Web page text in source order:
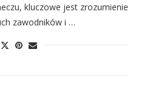
kluczowe jest zrozumienie
zawodników i …